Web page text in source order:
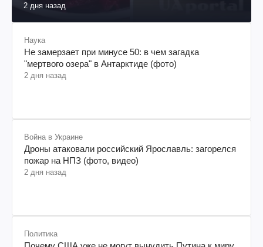
2 дня назад
Наука
Не замерзает при минусе 50: в чем загадка
"мертвого озера" в Антарктиде (фото)
2 дня назад
Война в Украине
Дроны атаковали российский Ярославль: загорелся
пожар на НПЗ (фото, видео)
2 дня назад
Политика